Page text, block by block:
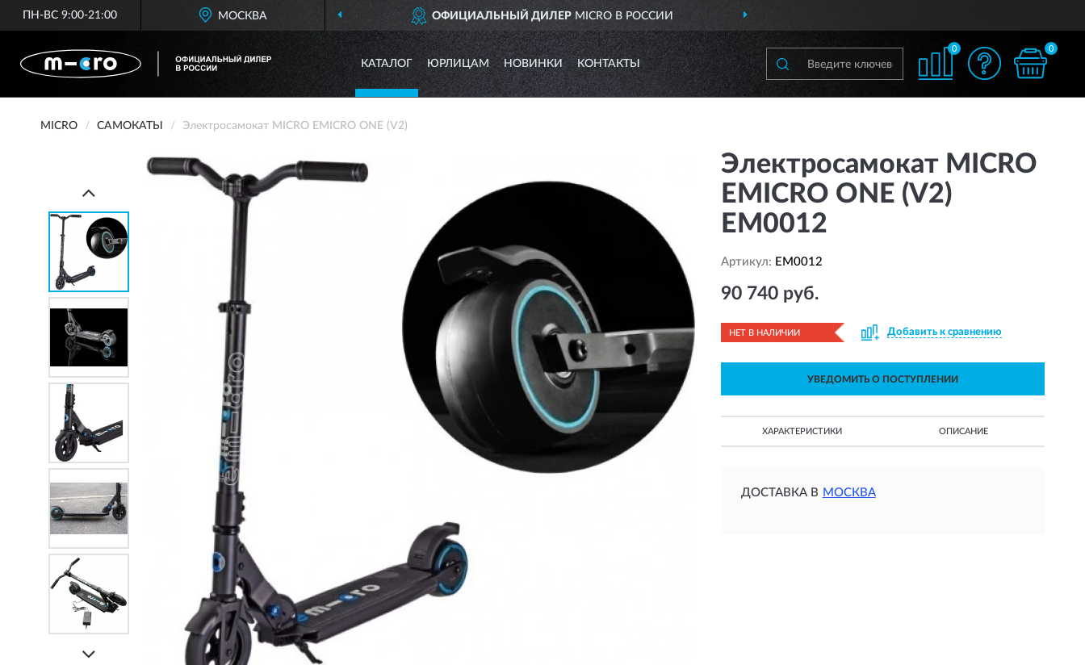
ПН-ВС 9:00-21:00 МОСКВА ОФИЦИАЛЬНЫЙ ДИЛЕР MICRO В РОССИИ
КАТАЛОГ ЮРЛИЦАМ НОВИНКИ КОНТАКТЫ
0 0
MICRO САМОКАТЫ Электросамокат MICRO EMICRO ONE (V2)
Электросамокат MICRO
EMICRO ONE (V2)
EM0012
Артикул: EM0012
90 740 руб.
НЕТ В НАЛИЧИИ Добавить к сравнению
УВЕДОМИТЬ О ПОСТУПЛЕНИИ
ХАРАКТЕРИСТИКИ ОПИСАНИЕ
ДОСТАВКА В МОСКВА